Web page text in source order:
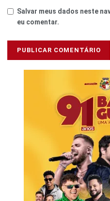
Salvar meus dados neste
eu comentar.